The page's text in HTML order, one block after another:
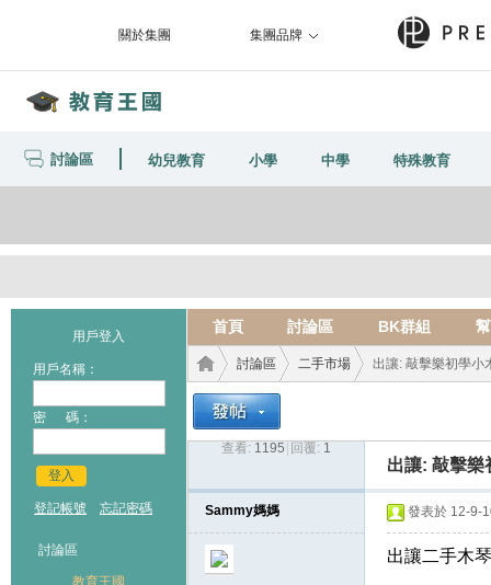
關於集團 集團品牌
討論區 幼兒教育 小學 中學 特殊教育
用戶登入
用戶名稱：
密 碼：
登入
登記帳號 忘記密碼
討論區
教育王國
首頁 討論區 BK群組
討論區
›
二手市場 出讓: 敲擊樂初學小
查看: 1195 回覆: 1
出讓: 敲擊樂
Sammy媽媽 發表於 12-9-
出讓二手木